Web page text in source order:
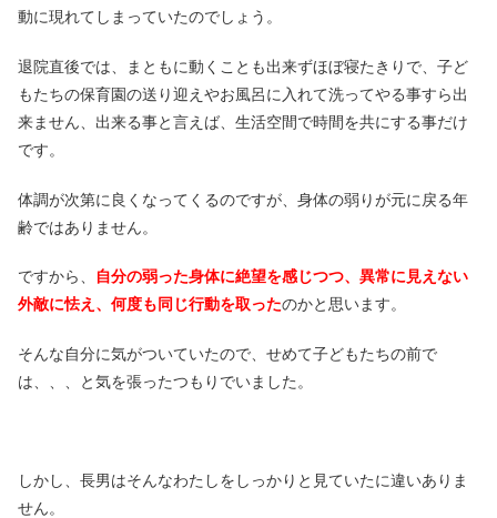
動に現れてしまっていたのでしょう。
退院直後では、まともに動くことも出来ずほぼ寝たきりで、子ど
もたちの保育園の送り迎えやお風呂に入れて洗ってやる事すら出
来ません、出来る事と言えば、生活空間で時間を共にする事だけ
です。
体調が次第に良くなってくるのですが、身体の弱りが元に戻る年
齢ではありません。
ですから、
自分の弱った身体に絶望を感じつつ、異常に見えない
外敵に怯え、何度も同じ行動を取ったのかと思います。
そんな自分に気がついていたので、せめて子どもたちの前で
は、、、と気を張ったつもりでいました。
しかし、長男はそんなわたしをしっかりと見ていたに違いありま
せん。